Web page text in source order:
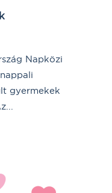
Napközi
gyermekek